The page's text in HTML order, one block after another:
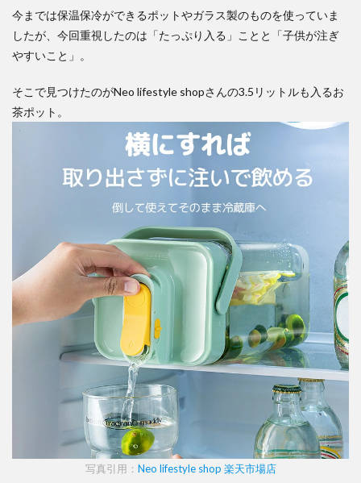
今までは保温保冷ができるポットやガラス製のものを使っていま
したが、今回重視したのは「たっぷり入る」ことと「子供が注ぎ
やすいこと」。
そこで見つけたのがNeo lifestyle shopさんの3.5リットルも入るお
茶ポット。
写真引用： Neo lifestyle shop 楽天市場店